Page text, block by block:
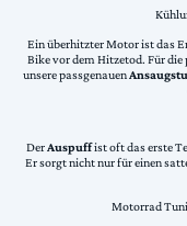
Ein überhitzter Motor ist das
Bike vor dem Hitzetod. Für
unsere passgenauen
DerAuspuffist oft das erste
Er sorgt nicht nur für einen
Motorrad